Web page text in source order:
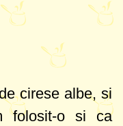
cirese albe, si
folosit-o si ca